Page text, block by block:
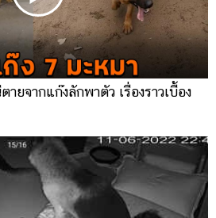
ยจากแก๊งลักพาตัว เรื่องราวเบื้อง